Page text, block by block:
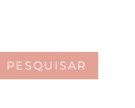
PESQUISAR